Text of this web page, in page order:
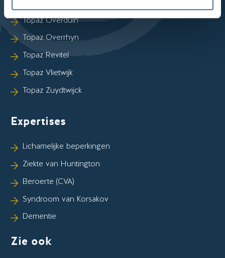
Topaz Overduin
Topaz Overrhyn
Topaz Revitel
Topaz Vlietwijk
Topaz Zuydtwijck
Expertises
Lichamelijke beperkingen
Ziekte van Huntington
Beroerte (CVA)
Syndroom van Korsakov
Dementie
Zie ook